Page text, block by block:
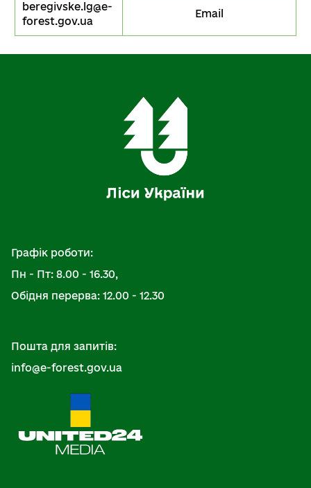
beregivske.lg@e-
forest.gov.ua
Email
Графік роботи:
Пн - Пт: 8.00 - 16.30,
Обідня перерва: 12.00 - 12.30
Пошта для запитів:
info@e-forest.gov.ua